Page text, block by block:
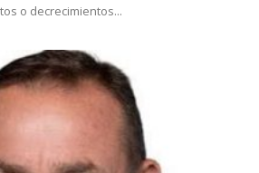
o decrecimientos...